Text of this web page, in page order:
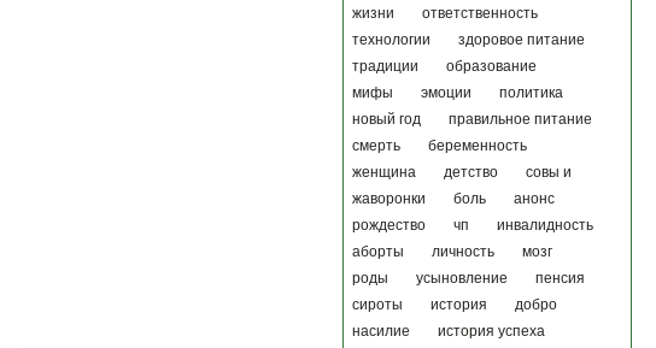
жизни
ответственность
технологии
здоровое питание
традиции
образование
мифы
эмоции
политика
новый год
правильное питание
смерть
беременность
женщина
детство
совы и
жаворонки
боль
анонс
рождество
чп
инвалидность
аборты
личность
мозг
роды
усыновление
пенсия
сироты
история
добро
насилие
история успеха